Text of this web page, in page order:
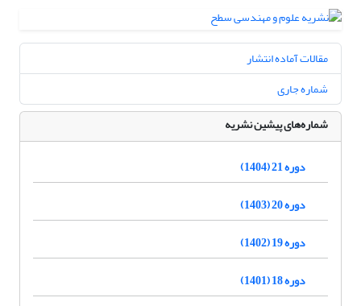
مقالات آماده انتشار
شماره جاری
شماره‌های پیشین نشریه
دوره 21 (1404)
دوره 20 (1403)
دوره 19 (1402)
دوره 18 (1401)